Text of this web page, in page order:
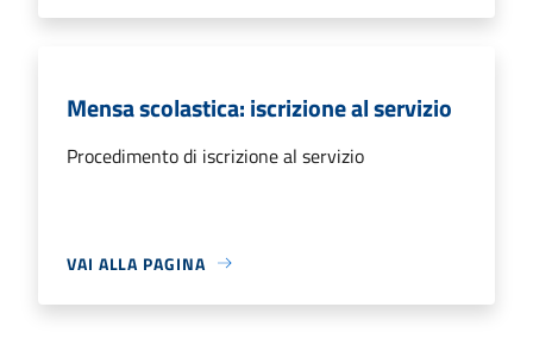
Mensa scolastica: iscrizione al servizio
Procedimento di iscrizione al servizio
VAI ALLA PAGINA